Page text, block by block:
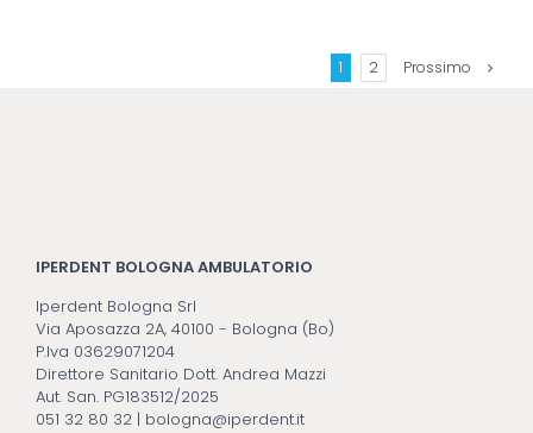
1 2 Prossimo
IPERDENT BOLOGNA AMBULATORIO
Iperdent Bologna Srl
Via Aposazza 2A, 40100 - Bologna (Bo)
P.Iva 03629071204
Direttore Sanitario Dott. Andrea Mazzi
Aut. San. PG183512/2025
051 32 80 32 | bologna@iperdent.it